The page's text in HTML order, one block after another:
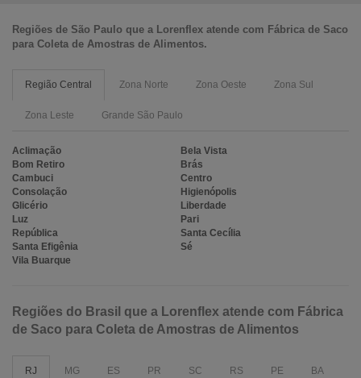
Regiões de São Paulo que a Lorenflex atende com Fábrica de Saco
para Coleta de Amostras de Alimentos.
Região Central Zona Norte Zona Oeste Zona Sul
Zona Leste Grande São Paulo
Aclimação
Bela Vista
Bom Retiro
Brás
Cambuci
Centro
Consolação
Higienópolis
Glicério
Liberdade
Luz
Pari
República
Santa Cecília
Santa Efigênia
Sé
Vila Buarque
Regiões do Brasil que a Lorenflex atende com Fábrica
de Saco para Coleta de Amostras de Alimentos
RJ MG ES PR SC RS PE BA